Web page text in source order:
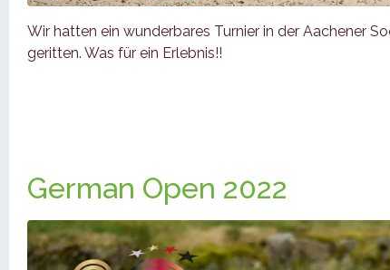
Wir hatten ein wunderbares Turnier in der Aachener
geritten. Was für ein Erlebnis!!
German Open 2022